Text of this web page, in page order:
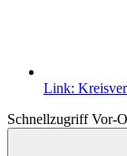
Link:
Schnellzugriff Vor-